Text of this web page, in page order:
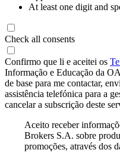
At least one digit and
Check all consents
Confirmo que li e aceitei os
Informação e Educação da
de base para me contactar,
assistência telefónica para a
cancelar a subscrição deste
Aceito receber
Brokers S.A. sobre
promoções, através dos